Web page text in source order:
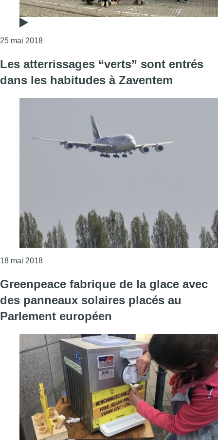
25 mai 2018Consulter l'article "Saint-Gilles : une fresque de
Les atterrissages “verts” sont entrés
dans les habitudes à Zaventem
18 mai 2018Consulter l'article "Les atterrissages “verts” sont
Greenpeace fabrique de la glace avec
des panneaux solaires placés au
Parlement européen